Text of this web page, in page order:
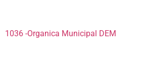
1036 -Organica Municipal DEM